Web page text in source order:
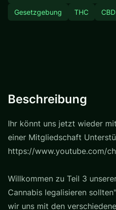
Gesetzgebung THC CBD
Beschreibung
Ihr könnt uns jetzt wieder
einer Mitgliedschaft
https://www.youtube.com/
Willkommen zu Teil 3
Cannabis legalisieren
wir uns mit den